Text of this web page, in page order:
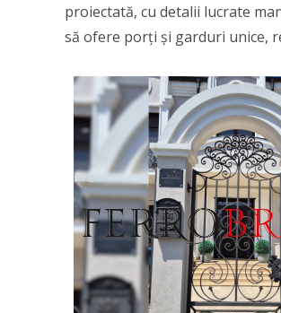
proiectată, cu detalii lucrate
să ofere porți și garduri unice,